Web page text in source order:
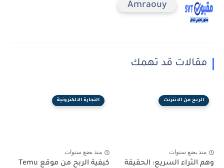
Amraouy
مقالات قد تهمك
الربح من الانترنت
منذ بضع سنوات
وهم الثراء السريع: الحقيقة
التجارة الالكترونية
منذ بضع سنوات
كيفية الربح من موقع Temu